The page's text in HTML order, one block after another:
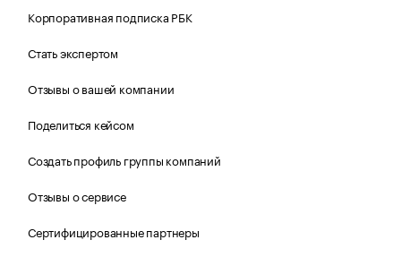
Корпоративная подписка РБК
Стать экспертом
Отзывы о вашей компании
Поделиться кейсом
Создать профиль группы компаний
Отзывы о сервисе
Сертифицированные партнеры